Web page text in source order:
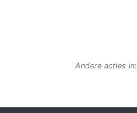
Andere acties in: